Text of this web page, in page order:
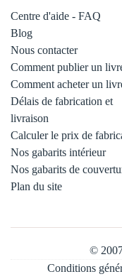
Centre d'aide - FAQ
Blog
Nous contacter
Comment publier un
Comment acheter un
Délais de fabrication et
livraison
Calculer le prix de
Nos gabarits intérieur
Nos gabarits de
Plan du site
©
Conditions